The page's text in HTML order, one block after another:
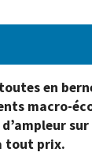
toutes en
macro-
tout prix.